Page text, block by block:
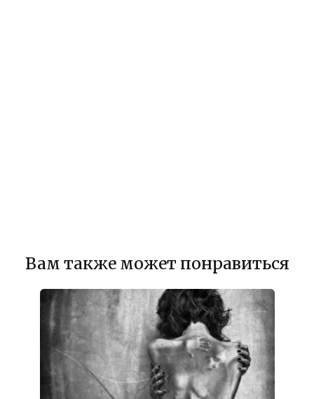
Вам также может понравиться